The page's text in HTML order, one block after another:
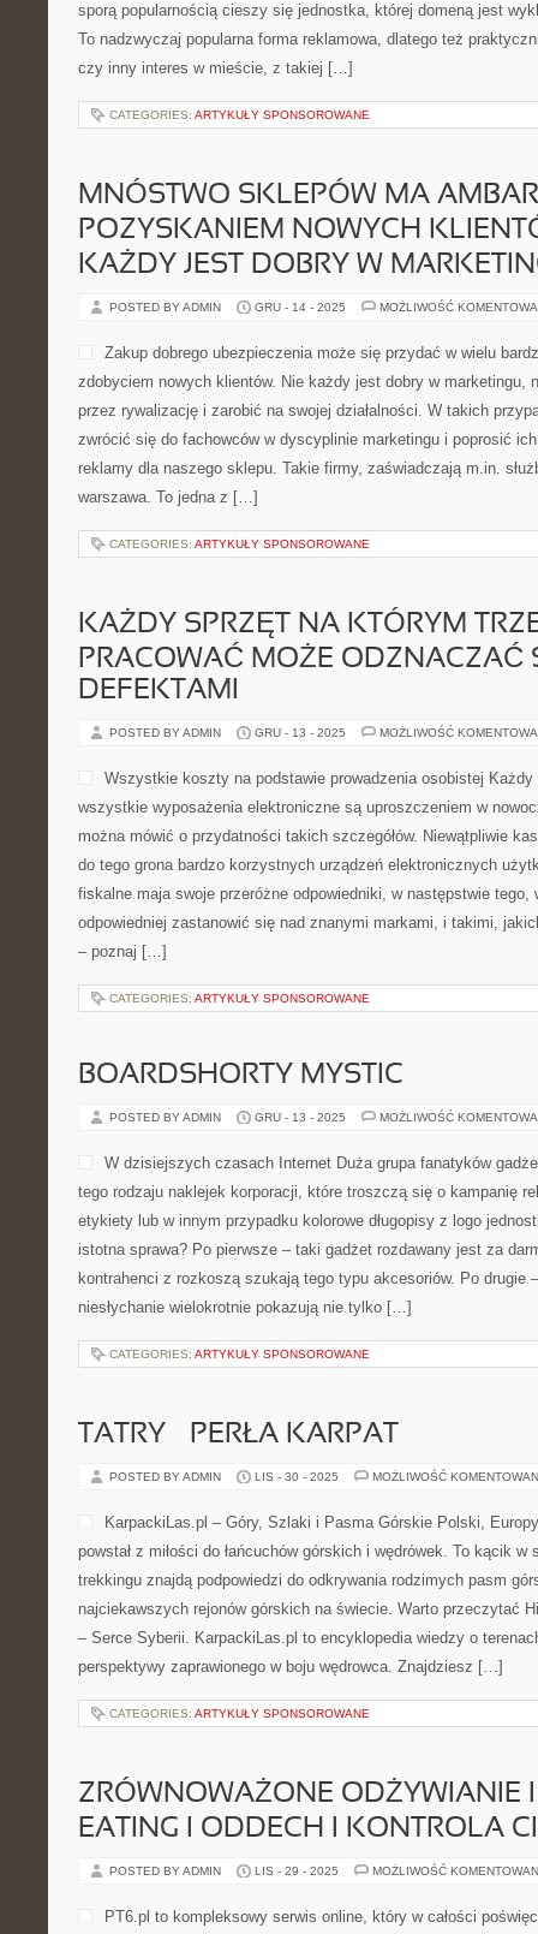
sporą popularnością cieszy się jednostka, której domeną jest
To nadzwyczaj popularna forma reklamowa, dlatego też
czy inny interes w mieście, z takiej […]
CATEGORIES: ARTYKUŁY SPONSOROWANE
MNÓSTWO SKLEPÓW MA
POZYSKANIEM NOWYCH
KAŻDY JEST DOBRY W
POSTED BY ADMIN GRU - 14 - 2025 MOŻLIWOŚĆ
Zakup dobrego ubezpieczenia może się przydać w wielu
zdobyciem nowych klientów. Nie każdy jest dobry w marketingu,
przez rywalizację i zarobić na swojej działalności. W takich
zwrócić się do fachowców w dyscyplinie marketingu i poprosić
reklamy dla naszego sklepu. Takie firmy, zaświadczają m.in.
warszawa. To jedna z […]
CATEGORIES: ARTYKUŁY SPONSOROWANE
KAŻDY SPRZĘT NA KTÓRYM
PRACOWAĆ MOŻE ODZNACZAĆ
DEFEKTAMI
POSTED BY ADMIN GRU - 13 - 2025 MOŻLIWOŚĆ
Wszystkie koszty na podstawie prowadzenia osobistej
wszystkie wyposażenia elektroniczne są uproszczeniem w
można mówić o przydatności takich szczegółów. Niewątpliwie
do tego grona bardzo korzystnych urządzeń elektronicznych
fiskalne maja swoje przeróżne odpowiedniki, w następstwie tego,
odpowiedniej zastanowić się nad znanymi markami, i takimi,
– poznaj […]
CATEGORIES: ARTYKUŁY SPONSOROWANE
BOARDSHORTY MYSTIC
POSTED BY ADMIN GRU - 13 - 2025 MOŻLIWOŚĆ
W dzisiejszych czasach Internet Duża grupa fanatyków
tego rodzaju naklejek korporacji, które troszczą się o kampanię
etykiety lub w innym przypadku kolorowe długopisy z logo
istotna sprawa? Po pierwsze – taki gadżet rozdawany jest za
kontrahenci z rozkoszą szukają tego typu akcesoriów. Po drugie
niesłychanie wielokrotnie pokazują nie tylko […]
CATEGORIES: ARTYKUŁY SPONSOROWANE
TATRY – PERŁA KARPAT
POSTED BY ADMIN LIS - 30 - 2025 MOŻLIWOŚĆ
KarpackiLas.pl – Góry, Szlaki i Pasma Górskie Polski,
powstał z miłości do łańcuchów górskich i wędrówek. To kącik
trekkingu znajdą podpowiedzi do odkrywania rodzimych pasm
najciekawszych rejonów górskich na świecie. Warto przeczytać
– Serce Syberii. KarpackiLas.pl to encyklopedia wiedzy o
perspektywy zaprawionego w boju wędrowca. Znajdziesz […]
CATEGORIES: ARTYKUŁY SPONSOROWANE
ZRÓWNOWAŻONE ODŻYWIANIE
EATING I ODDECH I KONTROLA
POSTED BY ADMIN LIS - 29 - 2025 MOŻLIWOŚĆ
PT6.pl to kompleksowy serwis online, który w całości